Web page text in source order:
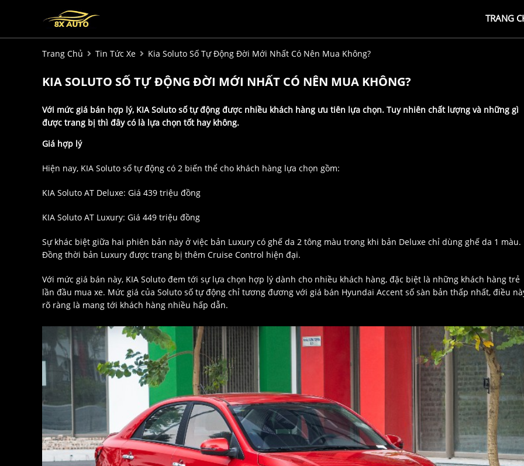
TRANG
Trang Chủ Tin Tức Xe Kia Soluto Số Tự Động Đời Mới Nhất Có Nên Mua Không?
KIA SOLUTO SỐ TỰ ĐỘNG ĐỜI MỚI NHẤT CÓ NÊN MUA KHÔNG?
Với mức giá bán hợp lý, KIA Soluto số tự động được nhiều khách hàng ưu tiên lựa chọn. Tuy nhiên chất lượng và những gì
được trang bị thì đây có là lựa chọn tốt hay không.
Giá hợp lý
Hiện nay, KIA Soluto số tự động có 2 biến thể cho khách hàng lựa chọn gồm:
KIA Soluto AT Deluxe: Giá 439 triệu đồng
KIA Soluto AT Luxury: Giá 449 triệu đồng
Sự khác biệt giữa hai phiên bản này ở việc bản Luxury có ghế da 2 tông màu trong khi bản Deluxe chỉ dùng ghế da 1 màu.
Đồng thời bản Luxury được trang bị thêm Cruise Control hiện đại.
Với mức giá bán này, KIA Soluto đem tới sự lựa chọn hợp lý dành cho nhiều khách hàng, đặc biệt là những khách hàng trẻ
lần đầu mua xe. Mức giá của Soluto số tự động chỉ tương đương với giá bán Hyundai Accent số sàn bản thấp nhất, điều
rõ ràng là mang tới khách hàng nhiều hấp dẫn.